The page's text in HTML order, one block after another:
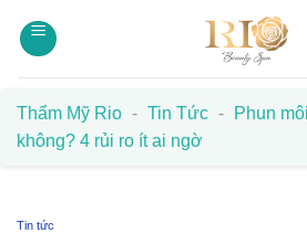
qua
Thẩm Mỹ Rio - Tin Tức -
Phun
không? 4 rủi ro ít ai ngờ
Tin tức